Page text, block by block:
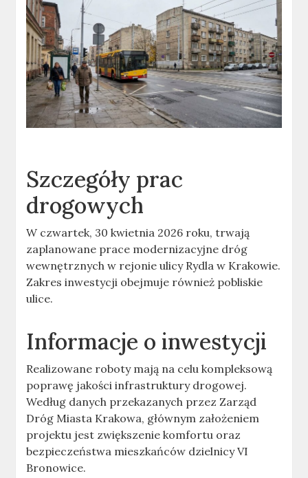
Szczegóły prac
drogowych
W czwartek, 30 kwietnia 2026 roku, trwają
zaplanowane prace modernizacyjne dróg
wewnętrznych w rejonie ulicy Rydla w Krakowie.
Zakres inwestycji obejmuje również pobliskie
ulice.
Informacje o inwestycji
Realizowane roboty mają na celu kompleksową
poprawę jakości infrastruktury drogowej.
Według danych przekazanych przez Zarząd
Dróg Miasta Krakowa, głównym założeniem
projektu jest zwiększenie komfortu oraz
bezpieczeństwa mieszkańców dzielnicy VI
Bronowice.